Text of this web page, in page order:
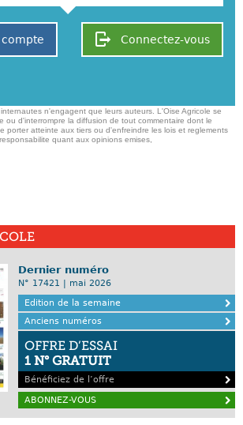
Connectez-vous
compte
n'engagent que leurs auteurs. L'Oise Agricole se
ou d'interrompre la diffusion de tout commentaire dont le
porter atteinte aux tiers ou d'enfreindre les lois et reglements
quant aux opinions emises,
Dernier numéro
N° 17421 | mai 2026
Edition de la semaine
Anciens numéros
OFFRE D’ESSAI
1 N° GRATUIT
Bénéficiez de l’offre
ABONNEZ-VOUS